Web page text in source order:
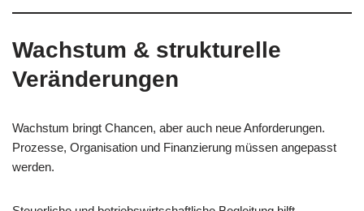
Wachstum & strukturelle
Veränderungen
Wachstum bringt Chancen, aber auch neue Anforderungen.
Prozesse, Organisation und Finanzierung müssen angepasst
werden.